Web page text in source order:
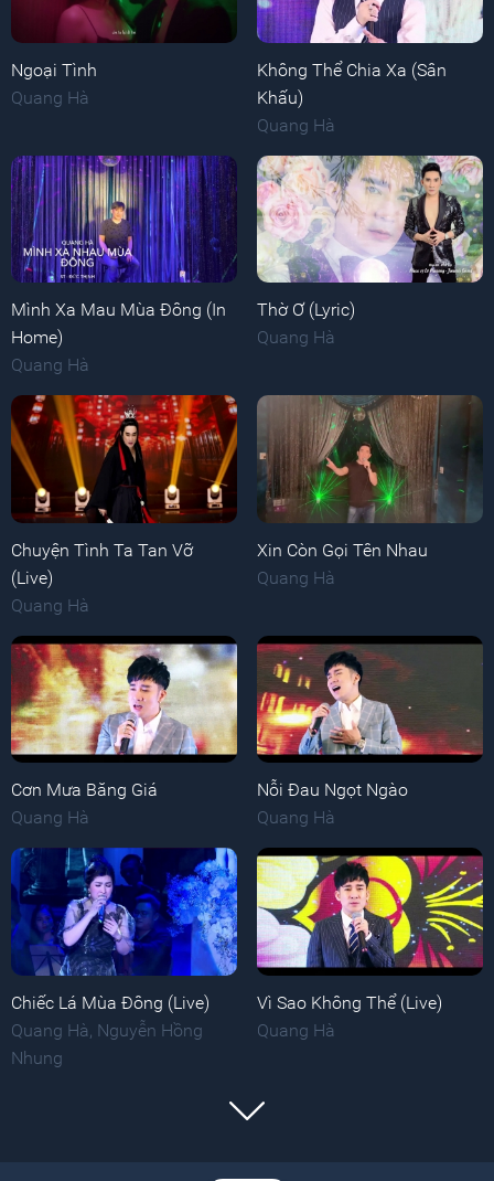
Ngoại Tình
Quang Hà
Không Thể Chia Xa (Sân
Khấu)
Quang Hà
Mình Xa Mau Mùa Đông (In
Home)
Quang Hà
Thờ Ơ (Lyric)
Quang Hà
Chuyện Tình Ta Tan Vỡ
(Live)
Quang Hà
Xin Còn Gọi Tên Nhau
Quang Hà
Cơn Mưa Băng Giá
Quang Hà
Nỗi Đau Ngọt Ngào
Quang Hà
Chiếc Lá Mùa Đông (Live)
Quang Hà Nguyễn Hồng
Nhung
Vì Sao Không Thể (Live)
Quang Hà